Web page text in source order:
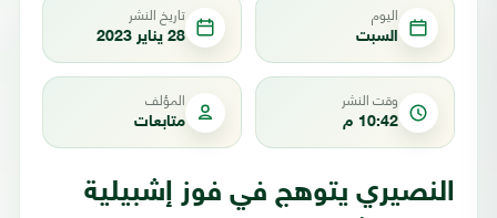
اليوم
السبت
تاريخ النشر
28 يناير 2023
وقت النشر
10:42 م
المؤلف
متابعات
النصيري يتوهج في فوز إشبيلية